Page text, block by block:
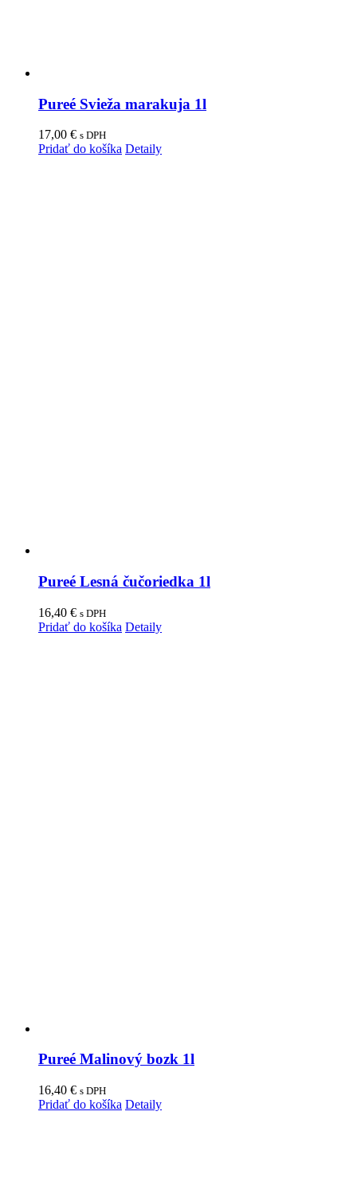
Pureé Svieža marakuja 1l
17,00 € s DPH
Pridať do košíka Detaily
Pureé Lesná čučoriedka 1l
16,40 € s DPH
Pridať do košíka Detaily
Pureé Malinový bozk 1l
16,40 € s DPH
Pridať do košíka Detaily